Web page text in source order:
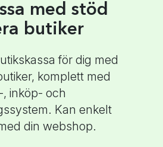
med stöd
butiker
för dig med
komplett med
inköp- och
Kan enkelt
din webshop.